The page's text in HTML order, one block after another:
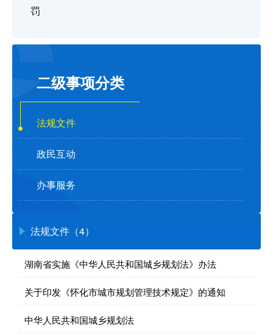
罚
二级事项分类
法规文件
政民互动
办事服务
法规文件（4）
湖南省实施《中华人民共和国城乡规划法》办法
关于印发《怀化市城市规划管理技术规定》的通知
中华人民共和国城乡规划法